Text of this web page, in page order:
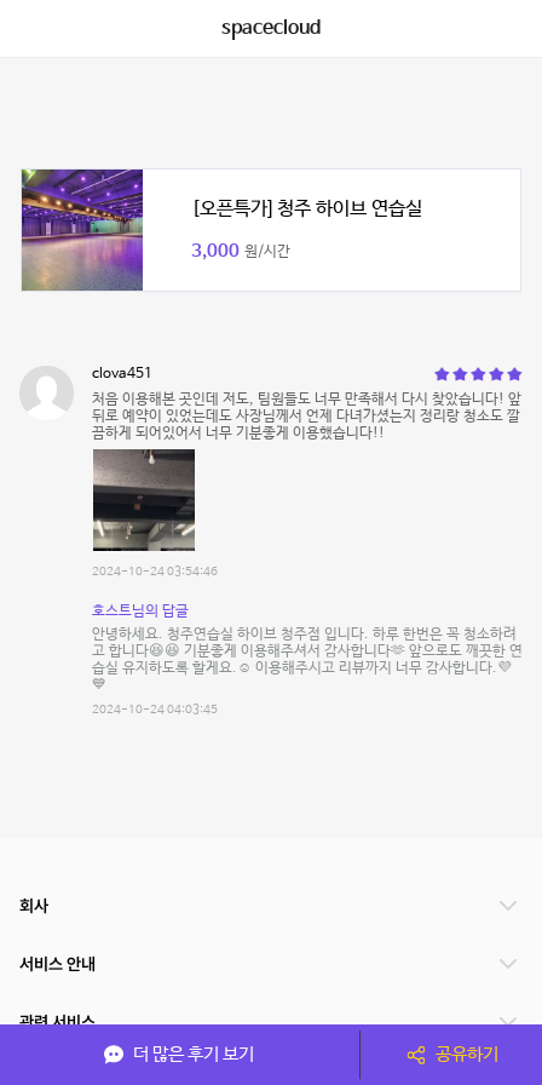
spacecloud
[오픈특가] 청주 하이브 연습실
3,000 원/시간
clova451
처음 이용해본 곳인데 저도, 팀원들도 너무 만족해서 다시 찾았습니다! 앞
뒤로 예약이 있었는데도 사장님께서 언제 다녀가셨는지 정리랑 청소도 깔
끔하게 되어있어서 너무 기분좋게 이용했습니다!!
2024-10-24 03:54:46
호스트님의 답글
안녕하세요. 청주연습실 하이브 청주점 입니다. 하루 한번은 꼭 청소하려
고 합니다😆😆 기분좋게 이용해주셔서 감사합니다🫶 앞으로도 깨끗한 연
습실 유지하도록 할게요.☺️ 이용해주시고 리뷰까지 너무 감사합니다.💜
💙
2024-10-24 04:03:45
더 많은 후기 보기 공유하기
회사
서비스 안내
관련 서비스